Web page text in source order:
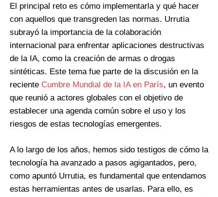
El principal reto es cómo implementarla y qué hacer
con aquellos que transgreden las normas. Urrutia
subrayó la importancia de la colaboración
internacional para enfrentar aplicaciones destructivas
de la IA, como la creación de armas o drogas
sintéticas. Este tema fue parte de la discusión en la
reciente Cumbre Mundial de la IA en París, un evento
que reunió a actores globales con el objetivo de
establecer una agenda común sobre el uso y los
riesgos de estas tecnologías emergentes.
A lo largo de los años, hemos sido testigos de cómo la
tecnología ha avanzado a pasos agigantados, pero,
como apuntó Urrutia, es fundamental que entendamos
estas herramientas antes de usarlas. Para ello, es